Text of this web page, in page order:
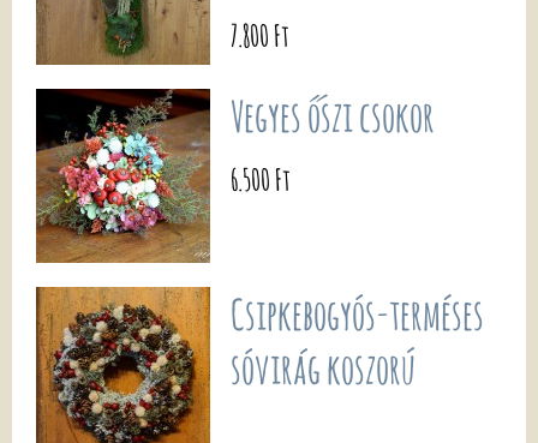
7.800 Ft
Vegyes őszi csokor
6.500 Ft
Csipkebogyós-terméses
sóvirág koszorú